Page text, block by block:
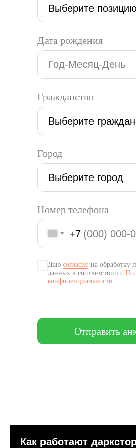
Дата рождения
Гражданство
Город
Номер телефона
+7
Даю согласие на обработку
данных в соответствии с
конфиденциальности.
Отправить
Как работают